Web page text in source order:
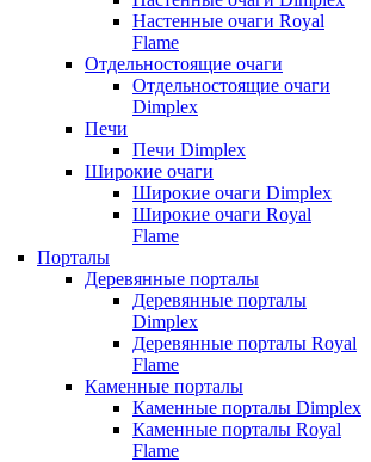
Настенные очаги Royal
Flame
Отдельностоящие очаги
Отдельностоящие очаги
Dimplex
Печи
Печи Dimplex
Широкие очаги
Широкие очаги Dimplex
Широкие очаги Royal
Flame
Порталы
Деревянные порталы
Деревянные порталы
Dimplex
Деревянные порталы Royal
Flame
Каменные порталы
Каменные порталы Dimplex
Каменные порталы Royal
Flame